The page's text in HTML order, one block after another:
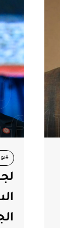
#تونس
#لجنة
لجنة